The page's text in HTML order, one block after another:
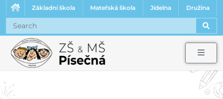
Základní škola Mateřská škola Jídelna Družina